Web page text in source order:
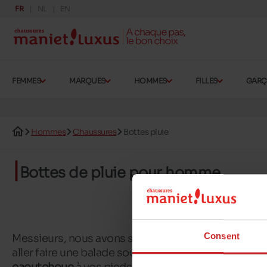
Consent
FR NL EN
FEMMES MARQUES HOMMES FILLES
Hommes Chaussures Bottes pluie
Bottes de pluie pour homme
Messieurs, nous avons sélectionné différents
aller faire une balade sous la pluie ou un